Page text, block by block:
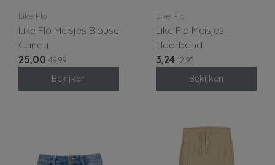
Like Flo
Like Flo Meisjes Blouse
Candy
25,00 49,99
Bekijken
Like Flo
Like Flo Meisjes
Haarband
3,24 12,95
Bekijken